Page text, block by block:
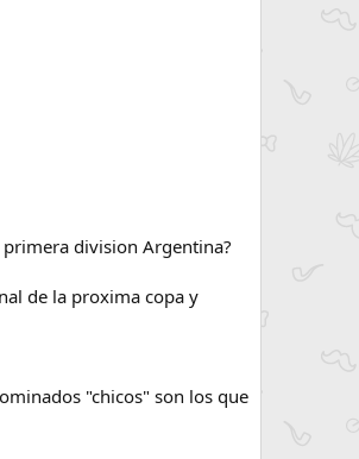
primera division Argentina?
de la proxima copa y
"chicos" son los que